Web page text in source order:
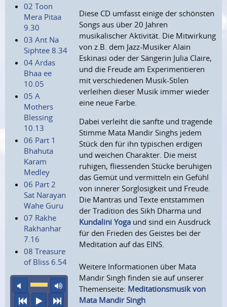
02 Toon
Mera Pitaa
9.30
03 Ant Na
Siphtee 8.34
04 Ardas
Bhaa ee
10.05
05 A
Mothers
Blessing
10.13
06 Part 1
Bhahuta
Karam
Medley
06 Part 2
Sat Narayan
Wahe Guru
07 Rakhe
Rakhanhar
7.16
08 Treasure
of Bliss 6.54
Ton aus
maximale Laustärke
vorheriger Titel
Abspielennächster Titel
Diese CD umfasst einige der schönsten
Songs aus über 20 Jahren
musikalischer Aktivität. Die Mitwirkung
von z.B. dem Jazz-Musiker Alain
Eskinasi oder der Sängerin Julia Claire,
und die Freude am Experimentieren
mit verschiedenen Musik-Stilen
verleihen dieser Musik immer wieder
eine neue Farbe.
Dabei verleiht die sanfte und tragende
Stimme Mata Mandir Singhs jedem
Stück den für ihn typischen erdigen
und weichen Charakter. Die meist
ruhigen, fliessenden Stücke beruhigen
das Gemüt und vermitteln ein Gefühl
von innerer Sorglosigkeit und Freude.
Die Mantras und Texte entstammen
der Tradition des Sikh Dharma und
Kundalini Yoga und sind ein Ausdruck
für den Frieden des Geistes bei der
Meditation auf das EINS.
Weitere Informationen über Mata
Mandir Singh finden sie auf unserer
Themenseite: Meditationsmusik von
Mata Mandir Singh